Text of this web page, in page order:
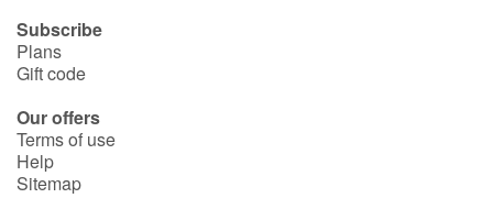
Subscribe
Plans
Gift code
Our offers
Terms of use
Help
Sitemap